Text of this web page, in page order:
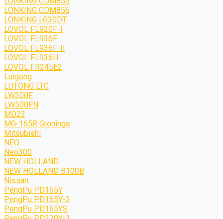
LONKING CDM856
LONKING LG30DT
LOVOL FL920F-I
LOVOL FL936F
LOVOL FL936F-II
LOVOL FL936H
LOVOL FR245E2
Luigong
LUTONG LTC
LW300F
LW500FN
MD23
MG-165R Groninge
Mitsubishi
NEO
Neo300
NEW HOLLAND
NEW HOLLAND B100B
Nissan
PengPu PD165Y
PengPu PD165Y-2
PengPu PD165YS